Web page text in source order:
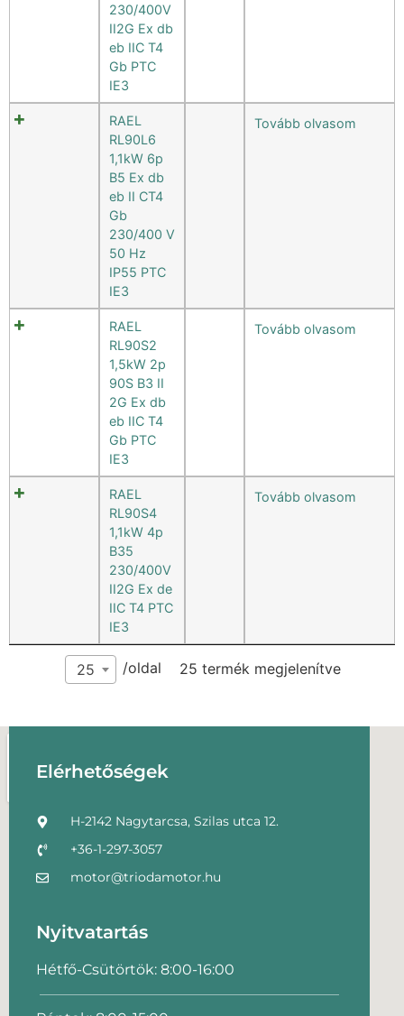
230/400V
II2G Ex db
eb IIC T4
Gb PTC
IE3
RAEL
RL90L6
1,1kW 6p
B5 Ex db
eb II CT4
Gb
230/400 V
50 Hz
IP55 PTC
IE3
Tovább olvasom
RAEL
RL90S2
1,5kW 2p
90S B3 II
2G Ex db
eb IIC T4
Gb PTC
IE3
Tovább olvasom
RAEL
RL90S4
1,1kW 4p
B35
230/400V
II2G Ex de
IIC T4 PTC
IE3
Tovább olvasom
25 /oldal 25 termék megjelenítve
Elérhetőségek
H-2142 Nagytarcsa, Szilas utca 12.
+36-1-297-3057
motor@triodamotor.hu
Nyitvatartás
Hétfő-Csütörtök: 8:00-16:00